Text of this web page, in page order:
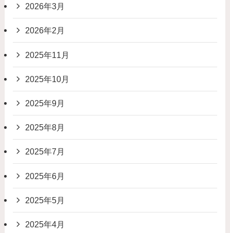
2026年3月
2026年2月
2025年11月
2025年10月
2025年9月
2025年8月
2025年7月
2025年6月
2025年5月
2025年4月